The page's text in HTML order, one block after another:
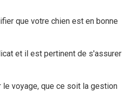
que votre chien est en bonne
et il est pertinent de s'assurer
voyage, que ce soit la gestion